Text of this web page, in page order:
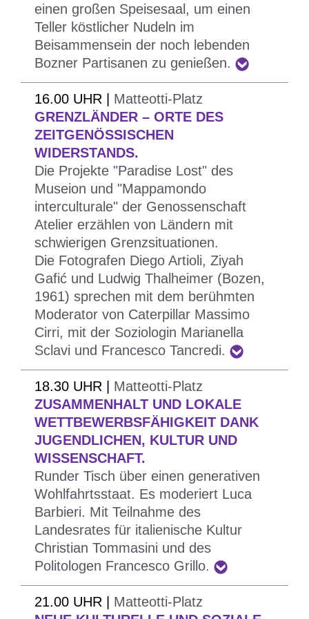
Gruppe von jungen Journalistenanwärtern mit den
Einwohnern des Stadtviertels Europa-Neustift
über das kollektive Bewusstsein und einen nur
allzu oft oberflächlich erlebten Feiertag erstellt.
In Zusammenarbeit mitYouth Magazine
einen großen Speisesaal, um einen
Teller köstlicher Nudeln im
Beisammensein der noch lebenden
Bozner Partisanen zu genießen.
Eine solidarische Amatriciana, um gemeinsam
zu feiern und den Widerstand wieder in den ...
zeitgenössischen Mittelpunkt zu stellen
Um 13 Uhr verwandelt sich der Platz in einen
großen Speisesaal, um einen Teller köstlicher
zu genießen.
In Heiterkeit und guter Laune an einem
öffentlichen Platz zusammensitzen und sich ein
Stück Geschichte von Menschen erzählen lassen,
die sie direkt miterlebt haben.
In Zusammenarbeit mitGruppo Alpini Pianiund
ANPI
. Für alle Bürger und Bürgerinnen.
16.00 UHR | Matteotti-Platz
GRENZLÄNDER – ORTE DES
ZEITGENÖSSISCHEN
WIDERSTANDS.
Die Projekte "Paradise Lost" des
Museion und "Mappamondo
interculturale" der Genossenschaft
Atelier erzählen von Ländern mit
schwierigen Grenzsituationen.
Die Fotografen Diego Artioli, Ziyah
Gafić und Ludwig Thalheimer (Bozen,
1961) sprechen mit dem berühmten
Moderator von Caterpillar Massimo
Cirri, mit der Soziologin Marianella
Sclavi und Francesco Tancredi.
Die Projekte„Paradise Lost“des Museion und
Genossenschaft Atelier erzählen von Ländern mit
18.30 UHR | Matteotti-Platz
ZUSAMMENHALT UND LOKALE
WETTBEWERBSFÄHIGKEIT DANK
JUGENDLICHEN, KULTUR UND
WISSENSCHAFT.
Runder Tisch über einen generativen
Wohlfahrtsstaat. Es moderiert Luca
Barbieri. Mit Teilnahme des
Landesrates für italienische Kultur
Christian Tommasini und des
Politologen Francesco Grillo.
Ein generativer Wohlfahrtsstaat als Mittel zur
Innovation
21.00 UHR | Matteotti-Platz